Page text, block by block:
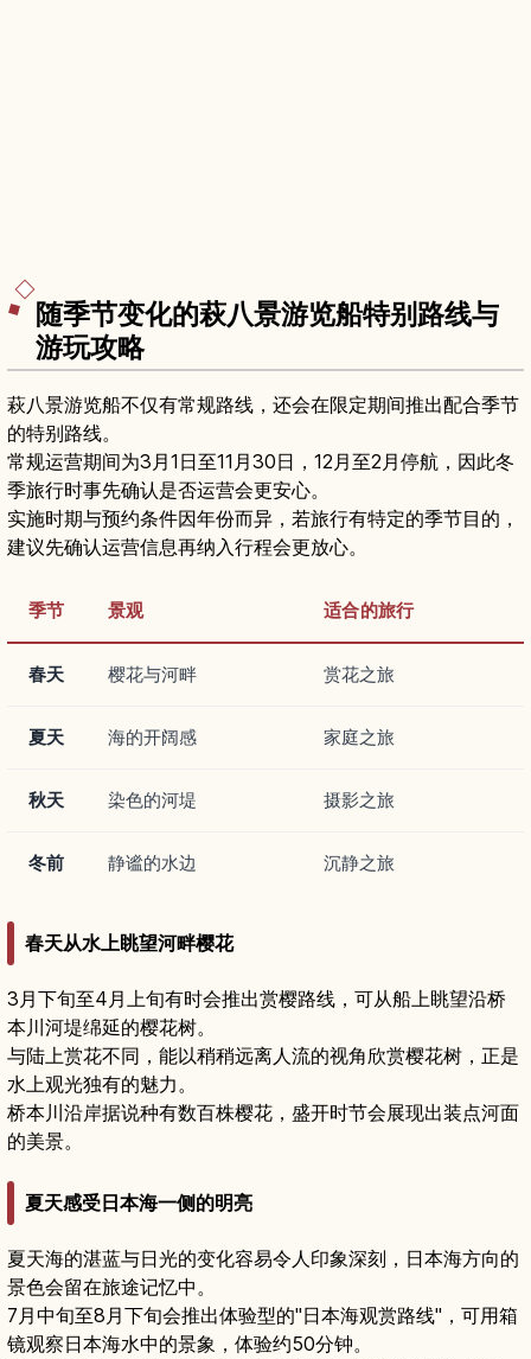
随季节变化的萩八景游览船特别路线与
游玩攻略
萩八景游览船不仅有常规路线，还会在限定期间推出配合季节
的特别路线。
常规运营期间为3月1日至11月30日，12月至2月停航，因此冬
季旅行时事先确认是否运营会更安心。
实施时期与预约条件因年份而异，若旅行有特定的季节目的，
建议先确认运营信息再纳入行程会更放心。
季节 景观 适合的旅行
春天 樱花与河畔 赏花之旅
夏天 海的开阔感 家庭之旅
秋天 染色的河堤 摄影之旅
冬前 静谧的水边 沉静之旅
春天从水上眺望河畔樱花
3月下旬至4月上旬有时会推出赏樱路线，可从船上眺望沿桥
本川河堤绵延的樱花树。
与陆上赏花不同，能以稍稍远离人流的视角欣赏樱花树，正是
水上观光独有的魅力。
桥本川沿岸据说种有数百株樱花，盛开时节会展现出装点河面
的美景。
夏天感受日本海一侧的明亮
夏天海的湛蓝与日光的变化容易令人印象深刻，日本海方向的
景色会留在旅途记忆中。
7月中旬至8月下旬会推出体验型的"日本海观赏路线"，可用箱
镜观察日本海水中的景象，体验约50分钟。